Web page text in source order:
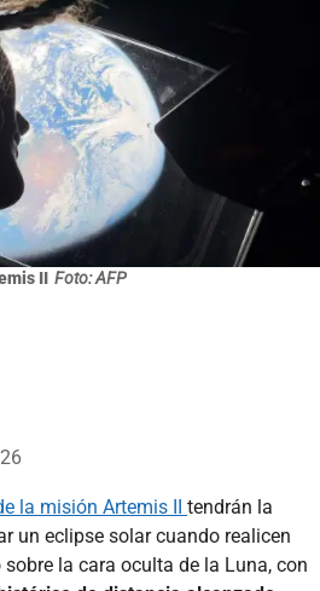
II Foto: AFP
la misión Artemis II tendrán la
un eclipse solar cuando realicen
la cara oculta de la Luna, con